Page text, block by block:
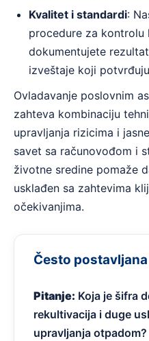
Kvalitet i standardi:
procedure za kontrolu
dokumentujete
izveštaje koji
Ovladavanje poslovnim
zahteva kombinaciju
upravljanja rizicima i
savet sa računovođom i
životne sredine pomaže
usklađen sa zahtevima
očekivanjima.
Često
Pitanje: Koja je šifra
rekultivacija i duge
upravljanja otpadom?